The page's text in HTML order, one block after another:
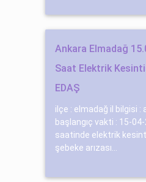
Ankara Elmadağ
Saat Elektrik
EDAŞ
ilçe : elmadağ il bilgisi :
başlangıç vakti : 15-
saatinde elektrik
şebeke arızası...